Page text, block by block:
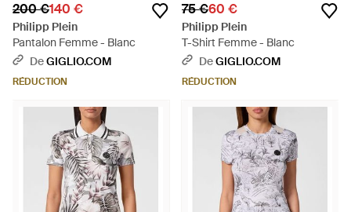
200 €140 €
Philipp Plein
Pantalon Femme - Blanc
DeGIGLIO.COM
RÉDUCTION
75 €60 €
Philipp Plein
T-Shirt Femme - Blanc
DeGIGLIO.COM
RÉDUCTION